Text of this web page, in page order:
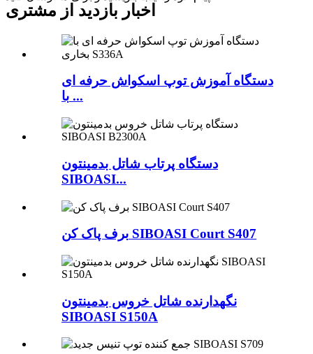
اخبار بازدید از مشتری
دستگاه آموزش توپ اسکواش حرفه ای
با ...
دستگاه پرتاب شاتل بدمینتون
SIBOASI...
برف پاک کن SIBOASI Court S407
نگهدارنده شاتل خروس بدمینتون
SIBOASI S150A